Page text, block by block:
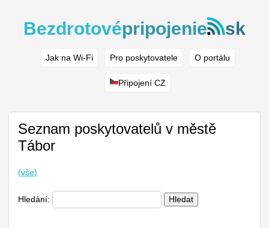
Bezdrotovépripojenie sk
Jak na Wi-Fi Pro poskytovatele O portálu
Připojení CZ
Seznam poskytovatelů v městě
Tábor
(vše)
Hledání: Hledat